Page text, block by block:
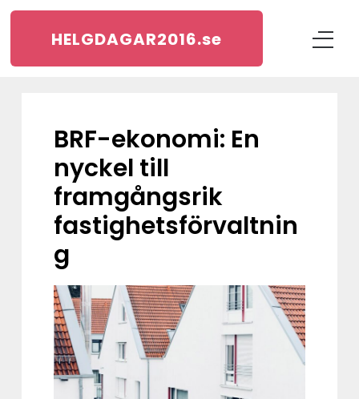
HELGDAGAR2016.se
BRF-ekonomi: En
nyckel till
framgångsrik
fastighetsförvaltnin
g